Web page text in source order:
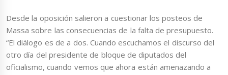
Desde la oposición salieron a cuestionar los posteos de
Massa sobre las consecuencias de la falta de presupuesto.
“El diálogo es de a dos. Cuando escuchamos el discurso del
otro día del presidente de bloque de diputados del
oficialismo, cuando vemos que ahora están amenazando a